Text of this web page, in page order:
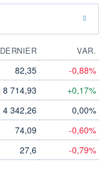
24
BOURSOVIE
DERNIER
VAR.
82,35 -0,88%
8 714,93 +0,17%
4 342,26 0,00%
74,09 -0,60%
27,6 -0,79%